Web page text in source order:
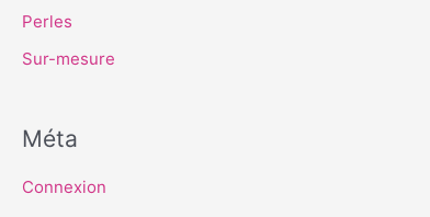
Perles
Sur-mesure
Méta
Connexion